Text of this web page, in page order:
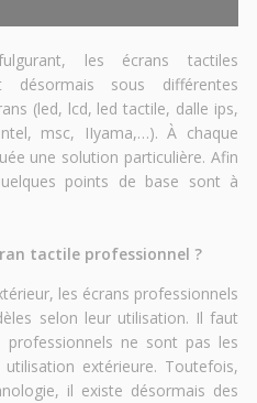
les écrans tactiles
désormais sous différentes
(led, lcd, led tactile, dalle ips,
msc, IIyama,…). À chaque
une solution particulière. Afin
points de base sont à
tactile professionnel ?
les écrans professionnels
selon leur utilisation. Il faut
ne sont pas les
extérieure. Toutefois,
il existe désormais des